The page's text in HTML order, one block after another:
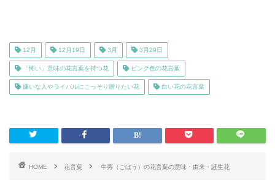
12月 12月19日 3月 3月29日
「怖い」意味の花言葉を持つ花 ピンク色の花言葉
嫌いな人やライバルにこっそり贈りたい花 白い花の花言葉
HOME 花言葉 牛蒡（ごぼう）の花言葉の意味・由来・誕生花